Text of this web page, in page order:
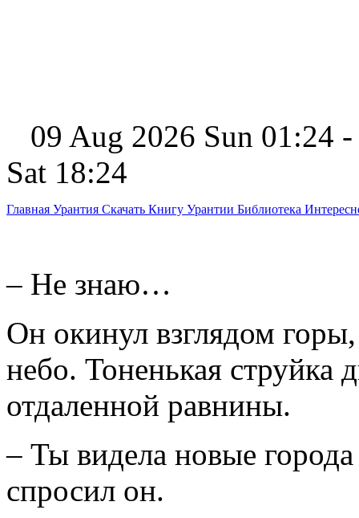
09 Aug 2026 Sun 01:24
Sat 18:24
Главная Урантия Скачать Книгу Урантии Библиотека
– Не знаю…
Он окинул взглядом
небо. Тоненькая струйка
отдаленной равнины.
– Ты видела новые
спросил он.